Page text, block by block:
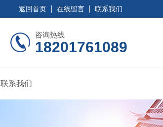
返回首页 在线留言 联系我们
咨询热线
18201761089
联系我们